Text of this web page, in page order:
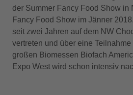
der Summer Fancy Food Show in
Fancy Food Show im Jänner
seit zwei Jahren auf dem NW
vertreten und über eine
großen Biomessen Biofach
Expo West wird schon intensiv